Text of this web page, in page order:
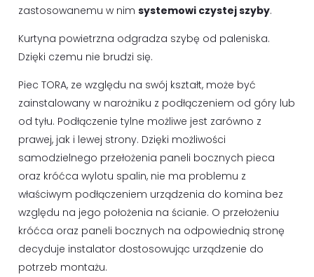
zastosowanemu w nim systemowi czystej szyby.
Kurtyna powietrzna odgradza szybę od paleniska.
Dzięki czemu nie brudzi się.
Piec TORA, ze względu na swój kształt, może być
zainstalowany w narożniku z podłączeniem od góry lub
od tyłu. Podłączenie tylne możliwe jest zarówno z
prawej, jak i lewej strony. Dzięki możliwości
samodzielnego przełożenia paneli bocznych pieca
oraz króćca wylotu spalin, nie ma problemu z
właściwym podłączeniem urządzenia do komina bez
względu na jego położenia na ścianie. O przełożeniu
króćca oraz paneli bocznych na odpowiednią stronę
decyduje instalator dostosowując urządzenie do
potrzeb montażu.